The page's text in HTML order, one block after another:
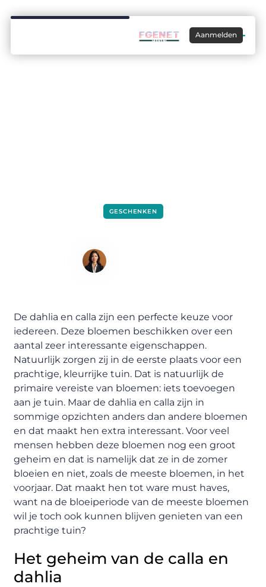
Aanmelden
GESCHENKEN
De dahlia en calla zijn een perfecte keuze voor
iedereen. Deze bloemen beschikken over een
aantal zeer interessante eigenschappen.
Natuurlijk zorgen zij in de eerste plaats voor een
prachtige, kleurrijke tuin. Dat is natuurlijk de
primaire vereiste van bloemen: iets toevoegen
aan je tuin. Maar de dahlia en calla zijn in
sommige opzichten anders dan andere bloemen
en dat maakt hen extra interessant. Voor veel
mensen hebben deze bloemen nog een groot
geheim en dat is namelijk dat ze in de zomer
bloeien en niet, zoals de meeste bloemen, in het
voorjaar. Dat maakt hen tot ware must haves,
want na de bloeiperiode van de meeste bloemen
wil je toch ook kunnen blijven genieten van een
prachtige tuin?
Het geheim van de calla en
dahlia